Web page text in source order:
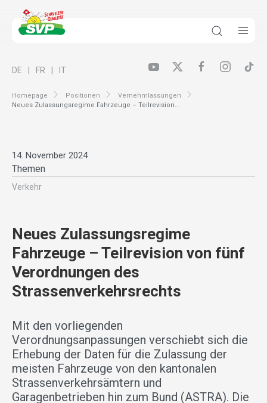
Homepage Positionen
Vernehmlassungen
Neues Zulassungsregime Fahrzeuge – Teilrevision...
DE FR IT
14. November 2024
Themen
Verkehr
Neues Zulassungsregime
Fahrzeuge – Teilrevision von fünf
Verordnungen des
Strassenverkehrsrechts
Mit den vorliegenden
Verordnungsanpassungen verschiebt sich die
Erhebung der Daten für die Zulassung der
meisten Fahrzeuge von den kantonalen
Strassenverkehrsämtern und
Garagenbetrieben hin zum Bund (ASTRA). Die